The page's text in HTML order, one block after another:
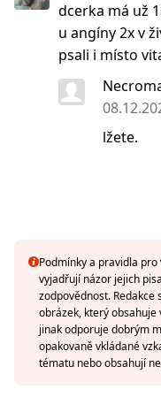
dcerka má už
u angíny 2x v
psali i místo
lžete.
Podmínky a pravidla
vyjadřují názor jejich
zodpovědnost.
obrázek, který
jinak odporuje dobrým
opakovaně vkládané
tématu nebo obsahují